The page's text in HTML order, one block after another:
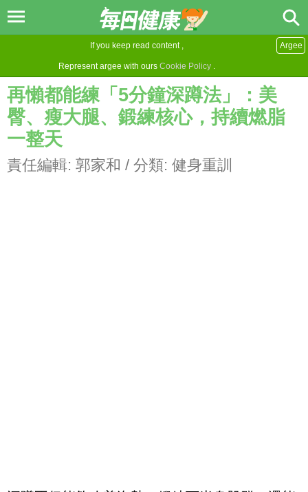
If you keep read content ,
Represent argee with ours Cookie Policy .
Argee
再懶都能練「5分鐘深蹲法」：美
臀、瘦大腿、鍛練核心，持續燃脂
一整天
責任編輯: 郭家和 / 分類: 健身重訓